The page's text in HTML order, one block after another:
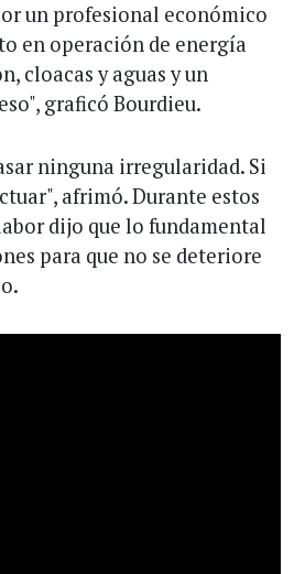
un profesional económico
en operación de energía
cloacas y aguas y un
graficó Bourdieu.
ninguna irregularidad. Si
afrimó. Durante estos
dijo que lo fundamental
para que no se deteriore